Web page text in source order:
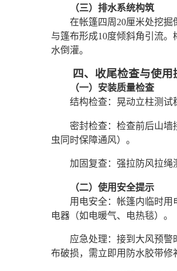
（三）排水系统构筑
在帐篷四周20厘米处挖掘
与篷布形成10度倾斜角引流
水倒灌。
四、收尾检查与使用
（一）安装质量检查
结构检查：晃动立柱测试
密封检查：检查前后山
虫同时保障通风）。
加固复查：强拉防风拉绳
（二）使用安全提示
用电安全：帐篷内临时
电器（如电暖气、电热毯）。
应急处理：接到大风预
布破损，需立即用防水胶带修